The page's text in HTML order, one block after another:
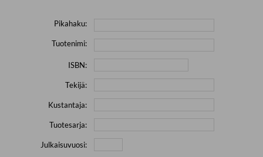
Pikahaku:
Tuotenimi:
ISBN:
Tekijä:
Kustantaja:
Tuotesarja:
Julkaisuvuosi: